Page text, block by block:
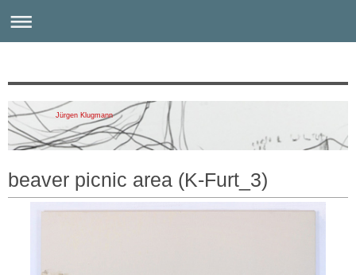
Jürgen Klugmann
beaver picnic area (K-Furt_3)